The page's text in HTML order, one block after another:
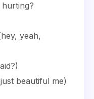
yeah,
beautiful me)